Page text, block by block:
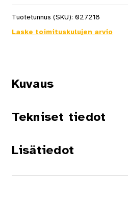
Tuotetunnus (SKU): 027218
Laske toimituskulujen arvio
Kuvaus
Tekniset tiedot
Lisätiedot